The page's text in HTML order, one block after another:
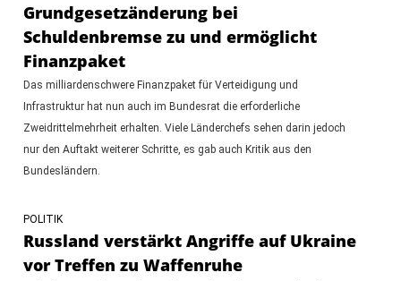
Grundgesetzänderung bei
Schuldenbremse zu und ermöglicht
Finanzpaket
Das milliardenschwere Finanzpaket für Verteidigung und
Infrastruktur hat nun auch im Bundesrat die erforderliche
Zweidrittelmehrheit erhalten. Viele Länderchefs sehen darin jedoch
nur den Auftakt weiterer Schritte, es gab auch Kritik aus den
Bundesländern.
POLITIK
Russland verstärkt Angriffe auf Ukraine
vor Treffen zu Waffenruhe